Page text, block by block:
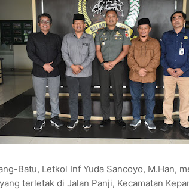
Batu, Letkol Inf Yuda Sancoyo, M.Han,
terletak di Jalan Panji, Kecamatan